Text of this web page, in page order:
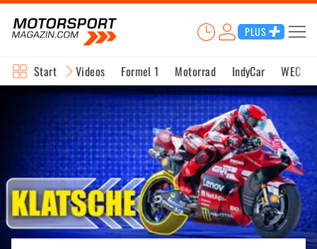
PLUS
Start Videos Formel 1 Motorrad IndyCar WEC